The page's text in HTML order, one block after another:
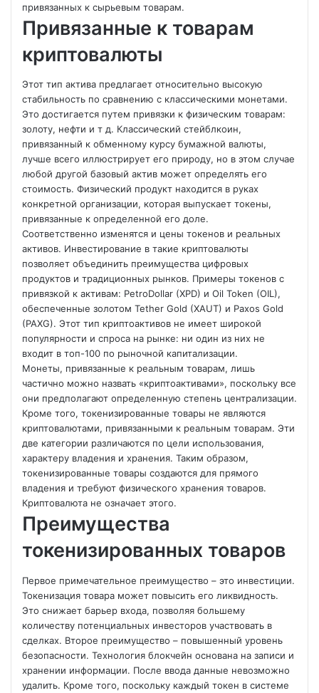
привязанных к сырьевым товарам.
Привязанные к товарам
криптовалюты
Этот тип актива предлагает относительно высокую
стабильность по сравнению с классическими монетами.
Это достигается путем привязки к физическим товарам:
золоту, нефти и т д. Классический стейблкоин,
привязанный к обменному курсу бумажной валюты,
лучше всего иллюстрирует его природу, но в этом случае
любой другой базовый актив может определять его
стоимость. Физический продукт находится в руках
конкретной организации, которая выпускает токены,
привязанные к определенной его доле.
Соответственно изменятся и цены токенов и реальных
активов. Инвестирование в такие криптовалюты
позволяет объединить преимущества цифровых
продуктов и традиционных рынков. Примеры токенов с
привязкой к активам: PetroDollar (XPD) и Oil Token (OIL),
обеспеченные золотом Tether Gold (XAUT) и Paxos Gold
(PAXG). Этот тип криптоактивов не имеет широкой
популярности и спроса на рынке: ни один из них не
входит в топ-100 по рыночной капитализации.
Монеты, привязанные к реальным товарам, лишь
частично можно назвать «криптоактивами», поскольку все
они предполагают определенную степень централизации.
Кроме того, токенизированные товары не являются
криптовалютами, привязанными к реальным товарам. Эти
две категории различаются по цели использования,
характеру владения и хранения. Таким образом,
токенизированные товары создаются для прямого
владения и требуют физического хранения товаров.
Криптовалюта не означает этого.
Преимущества
токенизированных товаров
Первое примечательное преимущество – это инвестиции.
Токенизация товара может повысить его ликвидность.
Это снижает барьер входа, позволяя большему
количеству потенциальных инвесторов участвовать в
сделках. Второе преимущество – повышенный уровень
безопасности. Технология блокчейн основана на записи и
хранении информации. После ввода данные невозможно
удалить. Кроме того, поскольку каждый токен в системе